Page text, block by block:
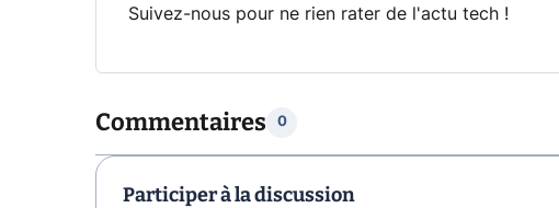
Suivez-nous pour ne rien rater de l'actu tech !
Commentaires 0
Participer à la discussion